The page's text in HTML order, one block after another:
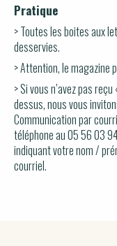
Pratique
> Toutes les boites aux
desservies.
> Attention, le magazine
> Si vous n’avez pas
dessus, nous vous
Communication par
téléphone au 05 56 03
indiquant votre nom /
courriel.